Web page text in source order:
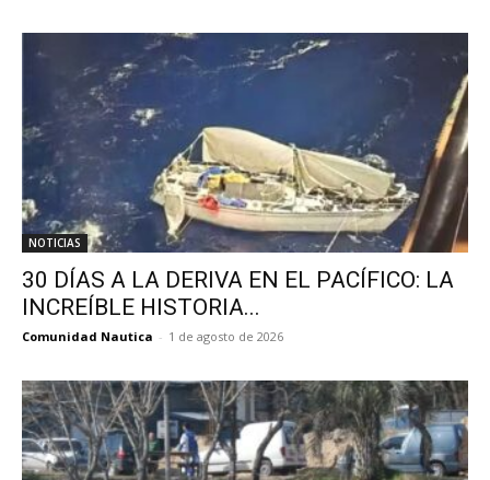
NOTICIAS
30 DÍAS A LA DERIVA EN EL PACÍFICO: LA
INCREÍBLE HISTORIA...
Comunidad Nautica - 1 de agosto de 2026